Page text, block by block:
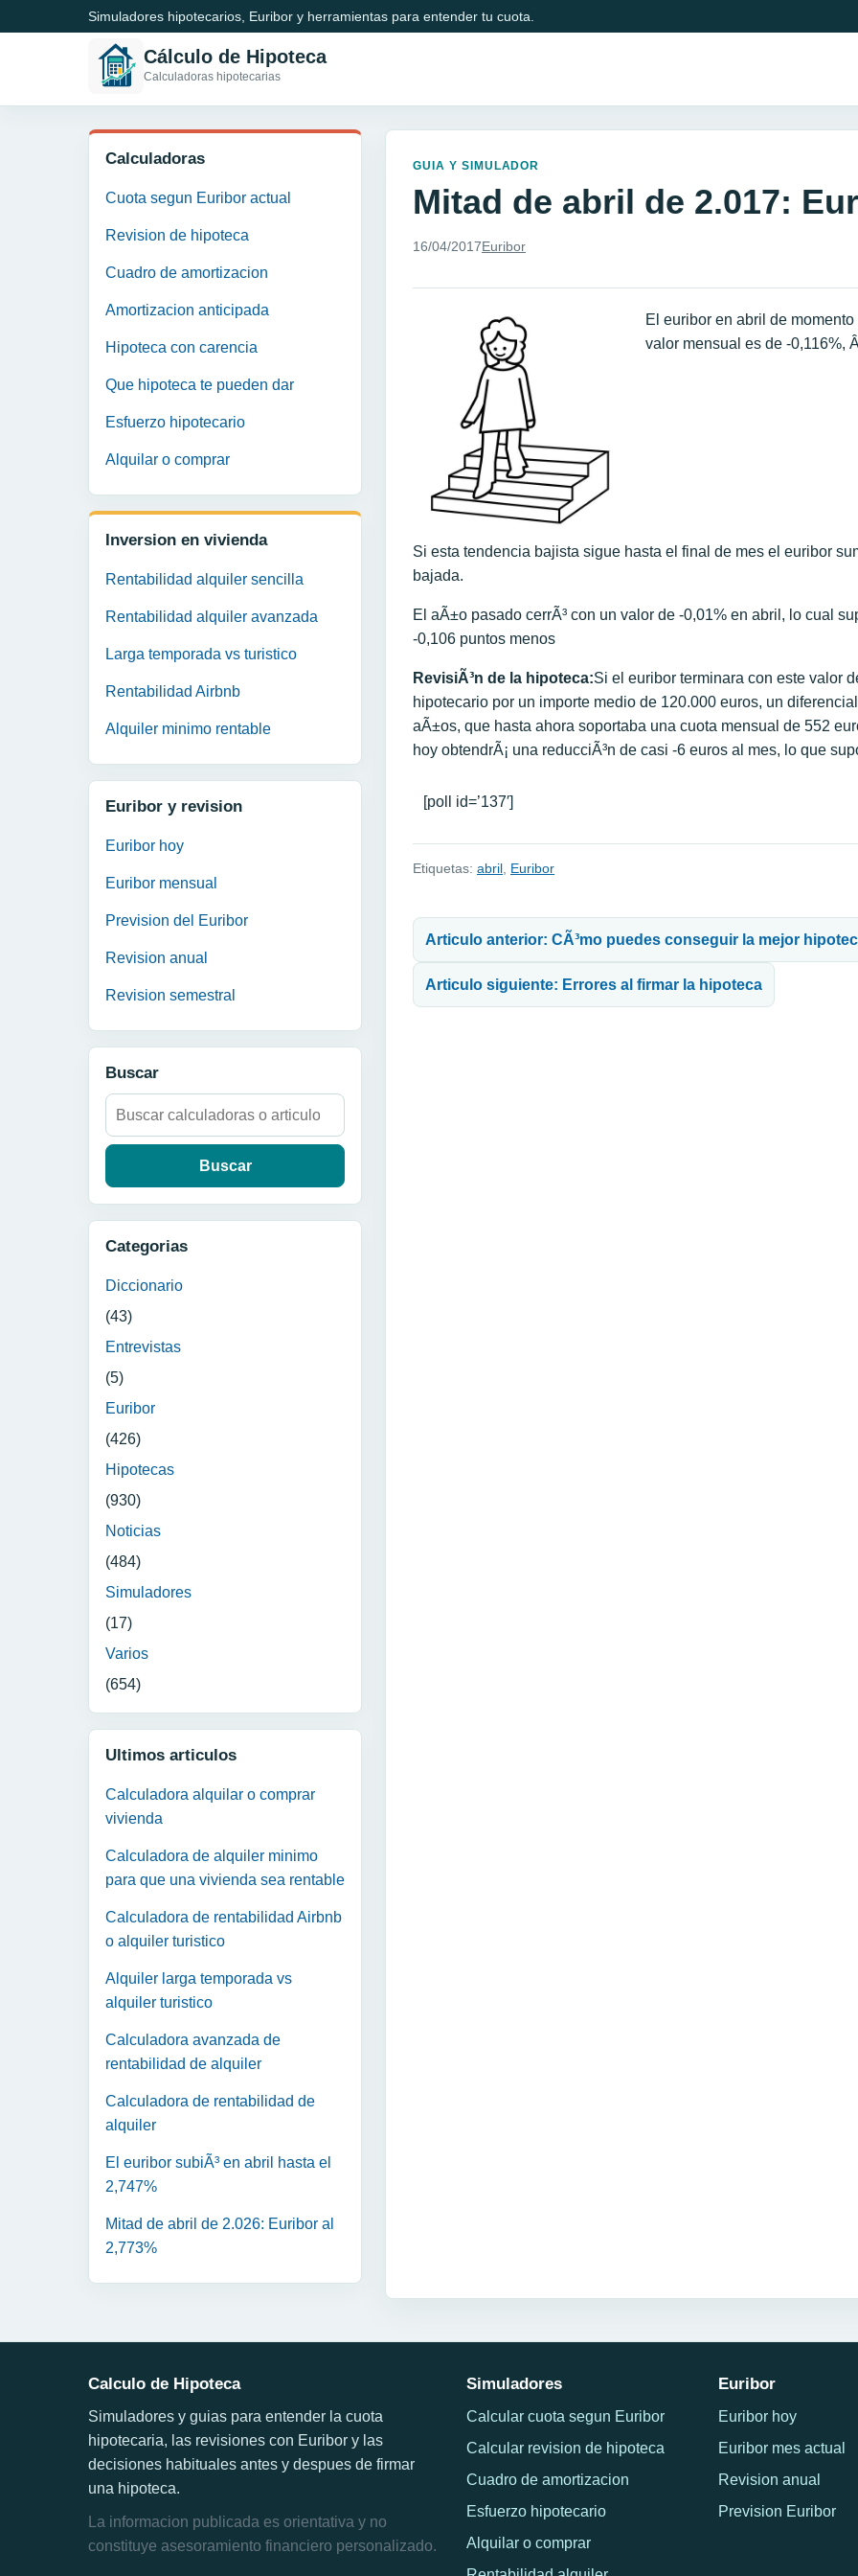
Simuladores hipotecarios, Euribor y herramientas para entender tu cuota.
Cálculo de Hipoteca
Calculadoras hipotecarias
Calculadoras
Cuota segun Euribor actual
Revision de hipoteca
Cuadro de amortizacion
Amortizacion anticipada
Hipoteca con carencia
Que hipoteca te pueden dar
Esfuerzo hipotecario
Alquilar o comprar
Inversion en vivienda
Rentabilidad alquiler sencilla
Rentabilidad alquiler avanzada
Larga temporada vs turistico
Rentabilidad Airbnb
Alquiler minimo rentable
Euribor y revision
Euribor hoy
Euribor mensual
Prevision del Euribor
Revision anual
Revision semestral
Buscar
Buscar:
Categorias
Diccionario
(43)
Entrevistas
(5)
Euribor
(426)
Hipotecas
(930)
Noticias
(484)
Simuladores
(17)
Varios
(654)
Ultimos articulos
Calculadora alquilar o comprar
vivienda
Calculadora de alquiler minimo
para que una vivienda sea rentable
Calculadora de rentabilidad Airbnb
o alquiler turistico
Alquiler larga temporada vs
alquiler turistico
Calculadora avanzada de
rentabilidad de alquiler
Calculadora de rentabilidad de
alquiler
El euribor subiÃ³ en abril hasta el
2,747%
Mitad de abril de 2.026: Euribor al
2,773%
GUIA Y SIMULADOR
Mitad de abril de 2.017:
16/04/2017Euribor
El euribor en abril de
valor mensual es de -0,116%,
Si esta tendencia bajista sigue hasta el final de mes el euribor
bajada.
El aÃ±o pasado cerrÃ³ con un valor de -0,01% en abril, lo cual
-0,106 puntos menos
RevisiÃ³n de la hipoteca:Si el euribor terminara con este valor
hipotecario por un importe medio de 120.000 euros, un
aÃ±os, que hasta ahora soportaba una cuota mensual de 552
hoy obtendrÃ¡ una reducciÃ³n de casi -6 euros al mes, lo que
[poll id=’137′]
Etiquetas: abril Euribor
Articulo anterior: CÃ³mo puedes conseguir la mejor
Articulo siguiente: Errores al firmar la hipoteca
Calculo de Hipoteca
Simuladores y guias para entender la cuota
hipotecaria, las revisiones con Euribor y las
decisiones habituales antes y despues de firmar
una hipoteca.
La informacion publicada es orientativa y no
constituye asesoramiento financiero personalizado.
Simuladores
Calcular cuota segun Euribor
Calcular revision de hipoteca
Cuadro de amortizacion
Esfuerzo hipotecario
Alquilar o comprar
Euribor
Euribor hoy
Euribor mes actual
Revision anual
Prevision Euribor